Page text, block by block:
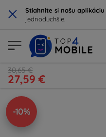
× Stiahnite si našu aplikáciu
jednoduchšie.
30,65 €
27,59 €
-10%